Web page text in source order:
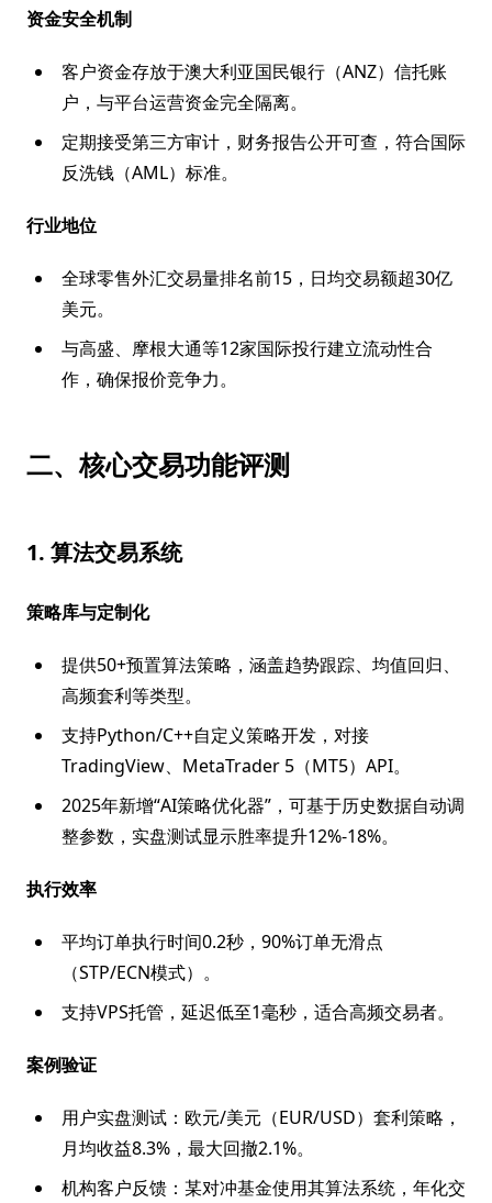
资金安全机制
客户资金存放于澳大利亚国民银行（ANZ）信托账
户，与平台运营资金完全隔离。
定期接受第三方审计，财务报告公开可查，符合国际
反洗钱（AML）标准。
行业地位
全球零售外汇交易量排名前15，日均交易额超30亿
美元。
与高盛、摩根大通等12家国际投行建立流动性合
作，确保报价竞争力。
二、核心交易功能评测
1. 算法交易系统
策略库与定制化
提供50+预置算法策略，涵盖趋势跟踪、均值回归、
高频套利等类型。
支持Python/C++自定义策略开发，对接
TradingView、MetaTrader 5（MT5）API。
2025年新增“AI策略优化器”，可基于历史数据自动调
整参数，实盘测试显示胜率提升12%-18%。
执行效率
平均订单执行时间0.2秒，90%订单无滑点
（STP/ECN模式）。
支持VPS托管，延迟低至1毫秒，适合高频交易者。
案例验证
用户实盘测试：欧元/美元（EUR/USD）套利策略，
月均收益8.3%，最大回撤2.1%。
机构客户反馈：某对冲基金使用其算法系统，年化交